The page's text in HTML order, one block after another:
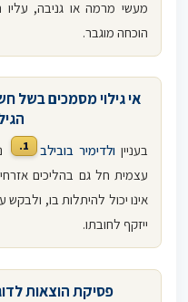
מעשי מרמה או גניבה,
הוכחה מוגבר.
אי גילוי מסמכים בשל
בעניין ולדימיר בובילב 1.
עצמית חל גם בהליכים
אינו יכול להיתלות בו,
ייזקף לחובתו.
פסיקת הוצאות